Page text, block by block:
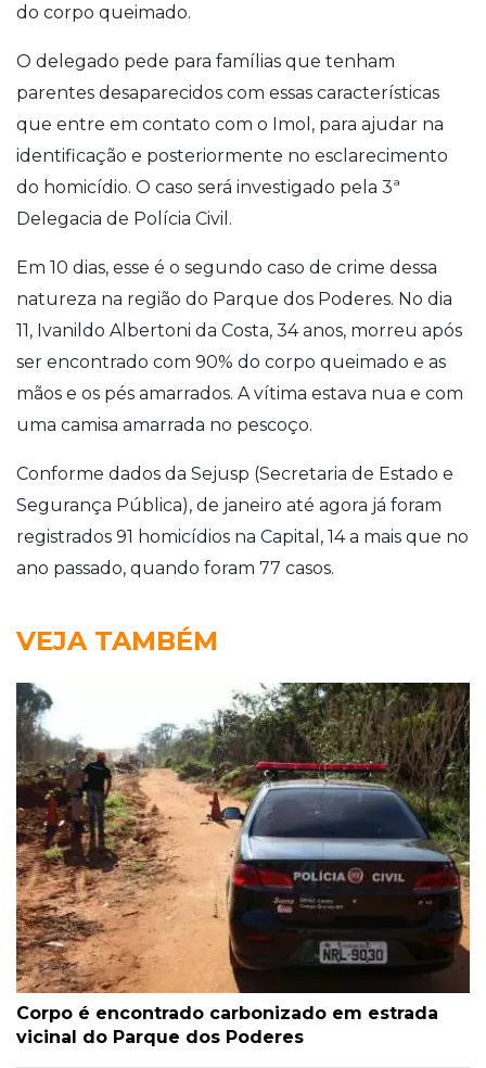
do corpo queimado.
O delegado pede para famílias que tenham
parentes desaparecidos com essas características
que entre em contato com o Imol, para ajudar na
identificação e posteriormente no esclarecimento
do homicídio. O caso será investigado pela 3ª
Delegacia de Polícia Civil.
Em 10 dias, esse é o segundo caso de crime dessa
natureza na região do Parque dos Poderes. No dia
11, Ivanildo Albertoni da Costa, 34 anos, morreu após
ser encontrado com 90% do corpo queimado e as
mãos e os pés amarrados. A vítima estava nua e com
uma camisa amarrada no pescoço.
Conforme dados da Sejusp (Secretaria de Estado e
Segurança Pública), de janeiro até agora já foram
registrados 91 homicídios na Capital, 14 a mais que no
ano passado, quando foram 77 casos.
VEJA TAMBÉM
Corpo é encontrado carbonizado em estrada
vicinal do Parque dos Poderes